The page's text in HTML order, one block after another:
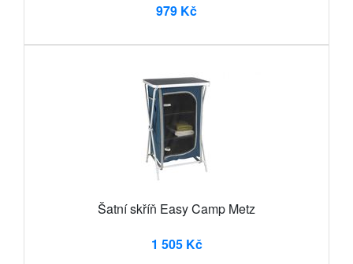
979 Kč
Šatní skříň Easy Camp Metz
1 505 Kč